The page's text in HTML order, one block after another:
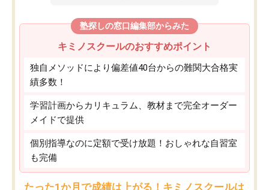
塾探しの窓口編集部からみた
キミノスクールのおすすめポイント
独自メソッドにより偏差値40台からの難関大合格実
績多数！
学習計画からカリキュラム、教材まで完全オーダー
メイドで提供
個別指導なのに定額で受け放題！おしゃれな自習室
も完備
たった1か月で成績は上がる！キミノスクールは